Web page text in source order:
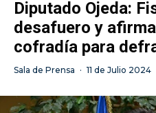
Diputado Ojeda:
desafuero y
cofradía para
Sala de Prensa · 11 de Julio 2024